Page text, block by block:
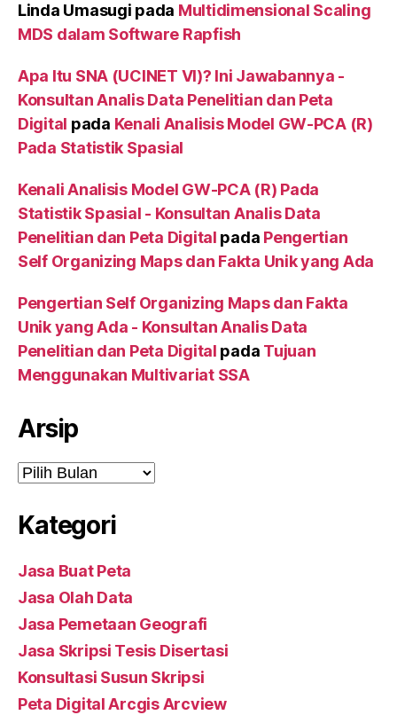
Linda Umasugi pada Multidimensional Scaling
MDS dalam Software Rapfish
Apa Itu SNA (UCINET VI)? Ini Jawabannya -
Konsultan Analis Data Penelitian dan Peta
Digital pada Kenali Analisis Model GW-PCA (R)
Pada Statistik Spasial
Kenali Analisis Model GW-PCA (R) Pada
Statistik Spasial - Konsultan Analis Data
Penelitian dan Peta Digital pada Pengertian
Self Organizing Maps dan Fakta Unik yang Ada
Pengertian Self Organizing Maps dan Fakta
Unik yang Ada - Konsultan Analis Data
Penelitian dan Peta Digital pada Tujuan
Menggunakan Multivariat SSA
Arsip
Arsip
Kategori
Jasa Buat Peta
Jasa Olah Data
Jasa Pemetaan Geografi
Jasa Skripsi Tesis Disertasi
Konsultasi Susun Skripsi
Peta Digital Arcgis Arcview